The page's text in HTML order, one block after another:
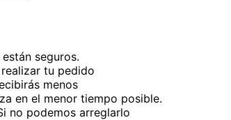
seguros.
tu pedido
menos
en el menor tiempo posible.
no podemos arreglarlo